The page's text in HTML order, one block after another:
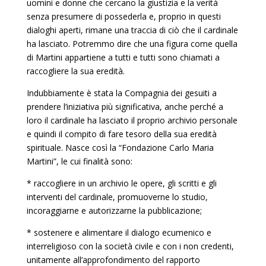
uomini e donne che cercano la giustizia e la verità
senza presumere di possederla e, proprio in questi
dialoghi aperti, rimane una traccia di ciò che il cardinale
ha lasciato. Potremmo dire che una figura come quella
di Martini appartiene a tutti e tutti sono chiamati a
raccogliere la sua eredità.
Indubbiamente è stata la Compagnia dei gesuiti a
prendere l’iniziativa più significativa, anche perché a
loro il cardinale ha lasciato il proprio archivio personale
e quindi il compito di fare tesoro della sua eredità
spirituale. Nasce così la “Fondazione Carlo Maria
Martini”, le cui finalità sono:
* raccogliere in un archivio le opere, gli scritti e gli
interventi del cardinale, promuoverne lo studio,
incoraggiarne e autorizzarne la pubblicazione;
* sostenere e alimentare il dialogo ecumenico e
interreligioso con la società civile e con i non credenti,
unitamente all’approfondimento del rapporto